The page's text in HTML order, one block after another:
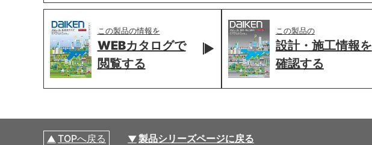
この製品の情報を
WEBカタログで
閲覧する
この製品の
設計・施工情報を
確認する
TOPへ戻る 製品シリーズページに戻る